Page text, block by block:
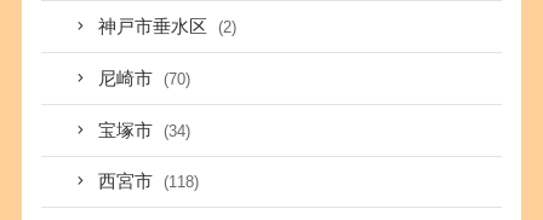
神戸市垂水区 (2)
尼崎市 (70)
宝塚市 (34)
西宮市 (118)